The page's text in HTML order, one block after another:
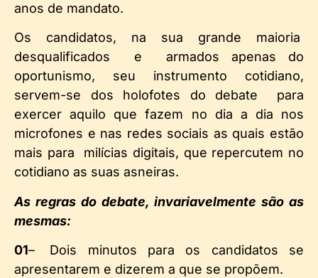
anos de mandato.
Os candidatos, na sua grande maioria
desqualificados e armados apenas do
oportunismo, seu instrumento cotidiano,
servem-se dos holofotes do debate para
exercer aquilo que fazem no dia a dia nos
microfones e nas redes sociais as quais estão
mais para milícias digitais, que repercutem no
cotidiano as suas asneiras.
As regras do debate, invariavelmente são as
mesmas:
01–
Dois minutos para os candidatos se
apresentarem e dizerem a que se propõem.